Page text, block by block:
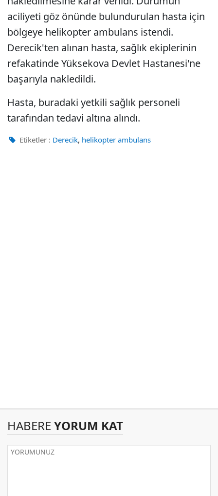
aciliyeti göz önünde bulundurulan hasta için
bölgeye helikopter ambulans istendi.
Derecik'ten alınan hasta, sağlık ekiplerinin
refakatinde Yüksekova Devlet Hastanesi'ne
başarıyla nakledildi.
Hasta, buradaki yetkili sağlık personeli
tarafından tedavi altına alındı.
Etiketler : Derecik, helikopter ambulans
HABERE YORUM KAT